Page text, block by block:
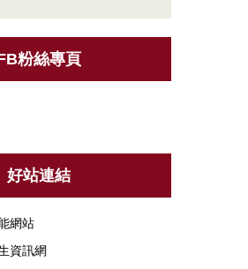
粉絲專頁
好站連結
網站
資訊網